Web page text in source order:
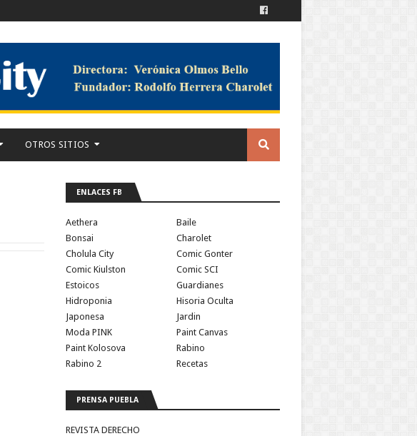
OTROS SITIOS
ENLACES FB
Aethera
Baile
Bonsai
Charolet
Cholula City
Comic Gonter
Comic Kiulston
Comic SCI
Estoicos
Guardianes
Hidroponia
Hisoria Oculta
Japonesa
Jardin
Moda PINK
Paint Canvas
Paint Kolosova
Rabino
Rabino 2
Recetas
PRENSA PUEBLA
REVISTA DERECHO